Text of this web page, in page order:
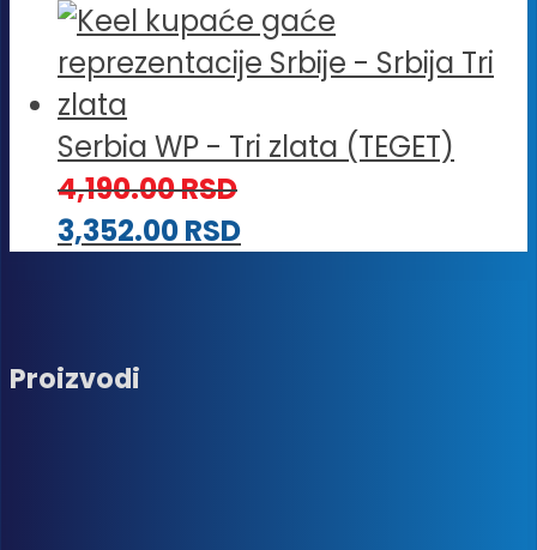
Serbia WP - Tri zlata (TEGET)
4,190.00RSD
3,352.00RSD
Proizvodi